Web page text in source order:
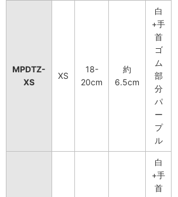
MPDTZ-
XS
XS
18-
20cm
約
6.5cm
白
+手
首
ゴ
ム
部
分
パ
ー
プ
ル
白
+手
首